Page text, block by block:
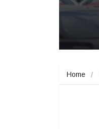
Home